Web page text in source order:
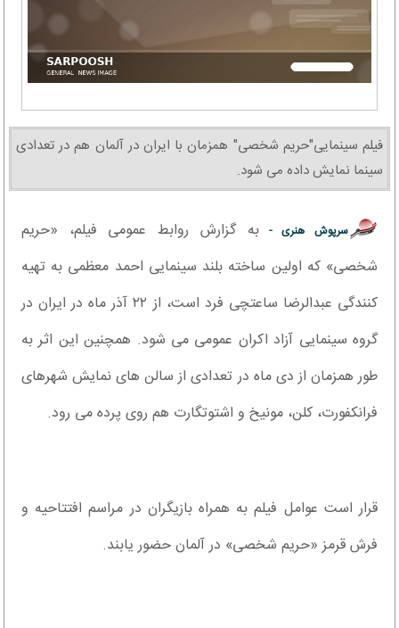
فیلم سینمایی"حریم شخصی" همزمان با ایران در آلمان هم در تعدادی
سینما نمایش داده می شود.
سرپوش هنری -به گزارش روابط عمومی فیلم، «حریم
شخصی» که اولین ساخته بلند سینمایی احمد معظمی به تهیه
کنندگی عبدالرضا ساعتچی فرد است، از ٢٢ آذر ماه در ایران در
گروه سینمایی آزاد اکران عمومی می شود. همچنین این اثر به
طور همزمان از دی ماه در تعدادی از سالن های نمایش شهرهای
فرانکفورت، کلن، مونیخ و اشتوتگارت هم روی پرده می رود.
قرار است عوامل فیلم به همراه بازیگران در مراسم افتتاحیه و
فرش قرمز «حریم شخصی» در آلمان حضور یابند.